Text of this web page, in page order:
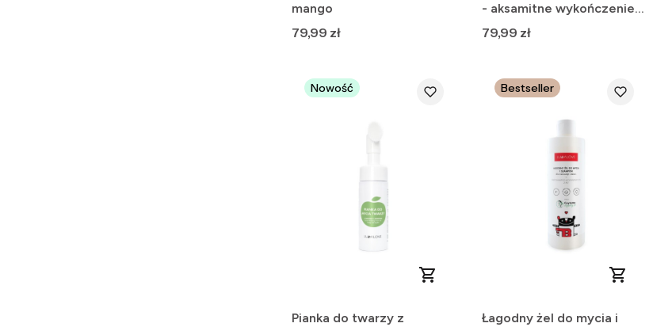
mango
Cena
79,99 zł
- aksamitne wykończenie,
zapach moreli
Cena
79,99 zł
Nowość
Pianka do twarzy z
Bestseller
Łagodny żel do mycia i